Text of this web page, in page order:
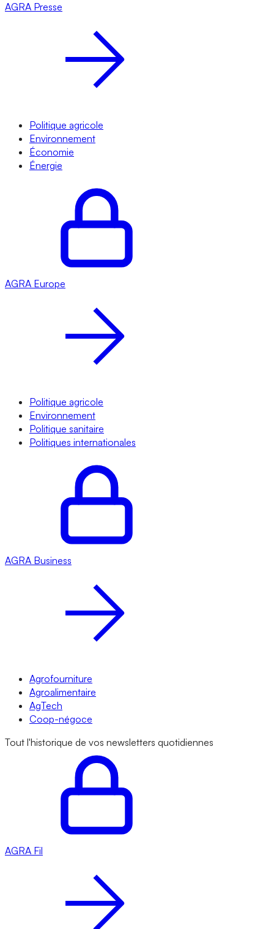
AGRA Presse
Politique agricole
Environnement
Économie
Énergie
AGRA Europe
Politique agricole
Environnement
Politique sanitaire
Politiques internationales
AGRA Business
Agrofourniture
Agroalimentaire
AgTech
Coop-négoce
Tout l'historique de vos newsletters quotidiennes
AGRA Fil